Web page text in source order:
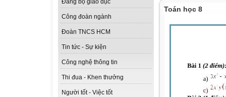
Đảng bộ giáo dục
Công đoàn ngành
Đoàn TNCS HCM
Tin tức - Sự kiện
Công nghệ thông tin
Thi đua - Khen thưởng
Người tốt - Việc tốt
Toán học 8